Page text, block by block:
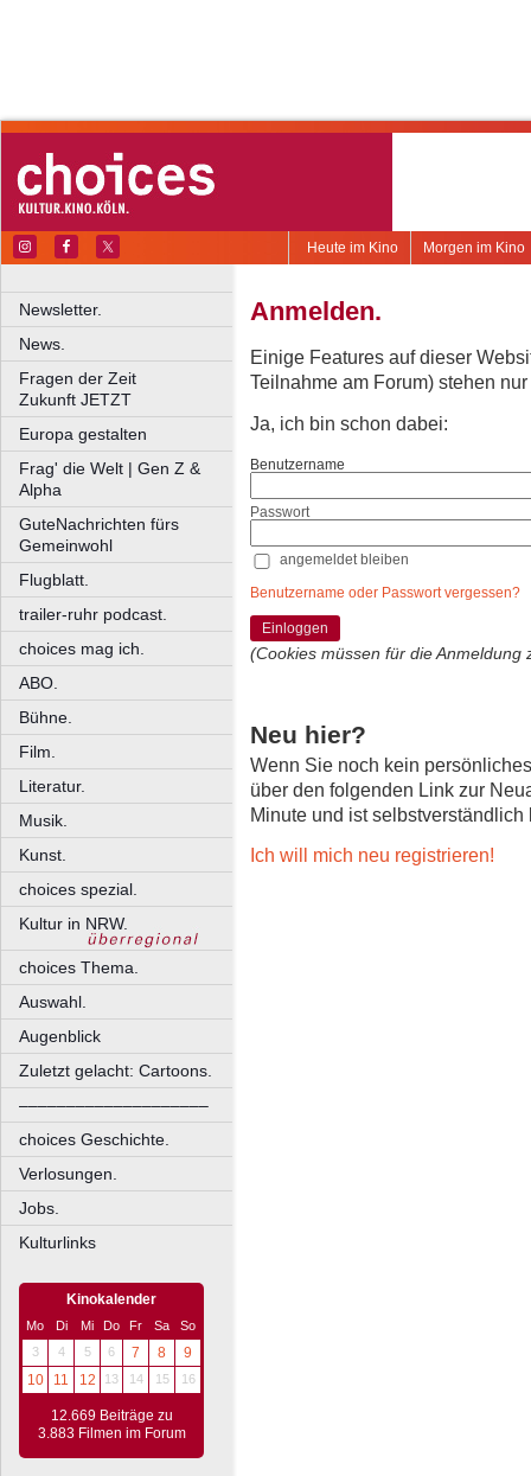
Morgen im Kino
Heute im Kino
Newsletter.
News.
Fragen der Zeit
Zukunft JETZT
Europa gestalten
Frag' die Welt | Gen Z &
Alpha
GuteNachrichten fürs
Gemeinwohl
Flugblatt.
trailer-ruhr podcast.
choices mag ich.
ABO.
Bühne.
Film.
Literatur.
Musik.
Kunst.
choices spezial.
Kultur in NRW.
choices Thema.
Auswahl.
Augenblick
Zuletzt gelacht: Cartoons.
––––––––––––––––––––
choices Geschichte.
Verlosungen.
Jobs.
Kulturlinks
Kinokalender
Mo Di Mi Do Fr Sa
So
3
4 5 6 7 8
9
10
11 12 13 14 15 16
12.669 Beiträge zu
3.883 Filmen im Forum
Anmelden.
Einige Features auf dieser
Teilnahme am Forum) stehen
Ja, ich bin schon dabei:
Benutzername
Passwort
angemeldet bleiben
Benutzername oder Passwort vergessen?
Einloggen
(Cookies müssen für die Anmeldung
Neu hier?
Wenn Sie noch kein
über den folgenden Link zur
Minute und ist selbstverständlich
Ich will mich neu registrieren!